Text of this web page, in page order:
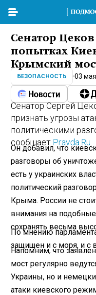
Сенатор
попытках
Крымский
БЕЗОПАСНОСТЬ 03
Сенатор Сергей
признать угрозы
политическими
сообщает Pravda.Ru
Он добавил, что
разговоры об
есть у украинских
политический
Крыма. России не
внимания на
сохранять весьма
По мнению
защищен и с моря, и с
Напомним, что
мост регулярно
Украины, но и
атаки киевского